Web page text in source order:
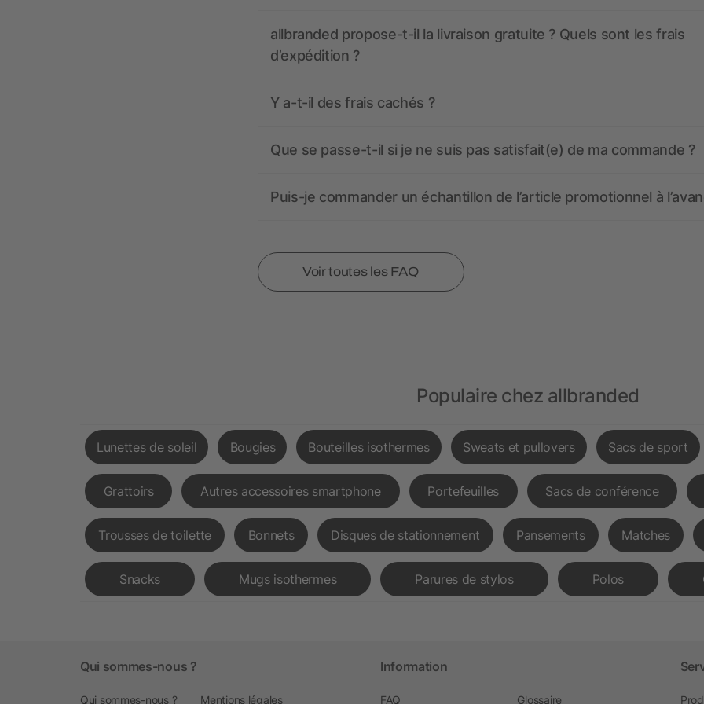
allbranded propose-t-il la livraison gratuite ? Quels sont les frais
d’expédition ?
Y a-t-il des frais cachés ?
Que se passe-t-il si je ne suis pas satisfait(e) de ma commande ?
Puis-je commander un échantillon de l’article promotionnel à
Voir toutes les FAQ
Populaire chez allbranded
Lunettes de soleil Bougies Bouteilles isothermes Sweats et pullovers Sacs de sport
Grattoirs Autres accessoires smartphone Portefeuilles Sacs de conférence
Trousses de toilette Bonnets Disques de stationnement Pansements Matches
Snacks Mugs isothermes Parures de stylos Polos
Qui sommes-nous ?
Qui sommes-nous ? Mentions légales
Information
FAQ Glossaire